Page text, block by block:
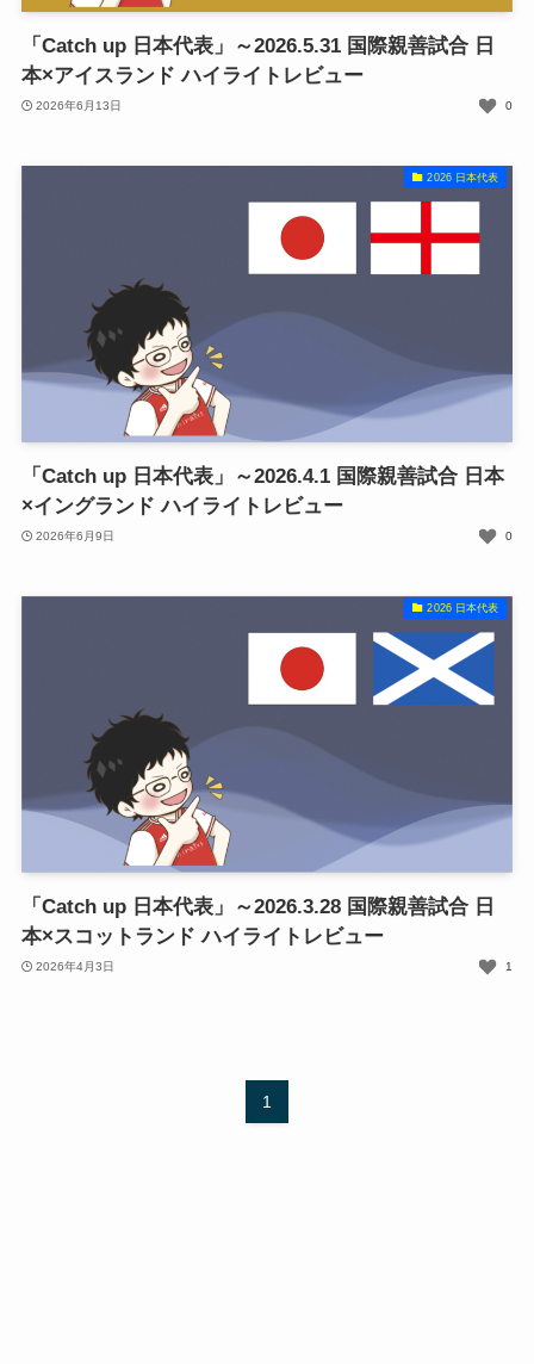
「Catch up 日本代表」～2026.5.31 国際親善試合 日
本×アイスランド ハイライトレビュー
2026年6月13日 0
2026 日本代表
「Catch up 日本代表」～2026.4.1 国際親善試合 日本
×イングランド ハイライトレビュー
2026年6月9日 0
2026 日本代表
「Catch up 日本代表」～2026.3.28 国際親善試合 日
本×スコットランド ハイライトレビュー
2026年4月3日 1
1